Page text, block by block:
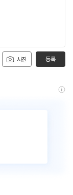
사진 등록